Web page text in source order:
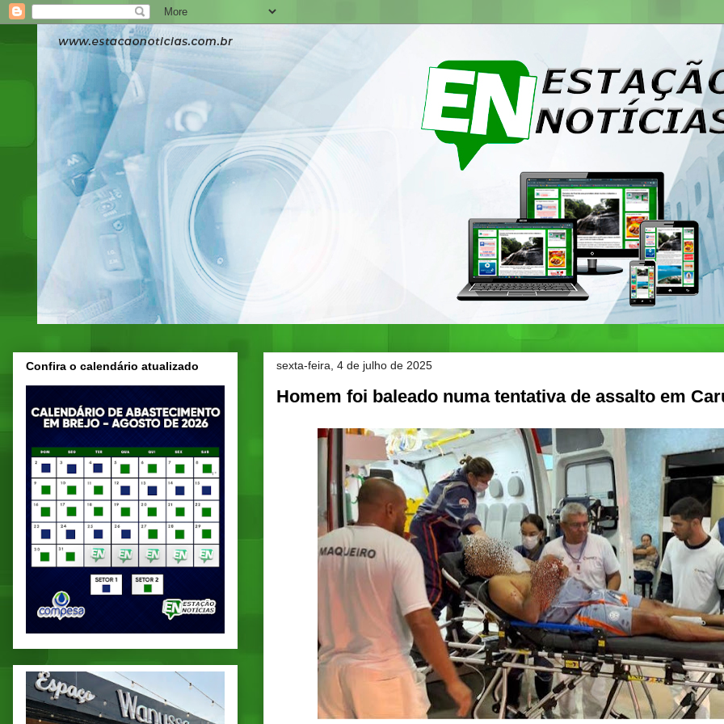
sexta-feira, 4 de julho de 2025
Homem foi baleado numa tentativa de assalto em
Confira o calendário atualizado